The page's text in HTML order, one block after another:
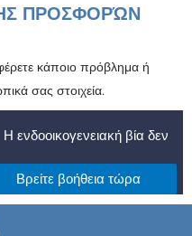
ΠΡΟΣΦΟΡΏΝ
κάποιο πρόβλημα ή
σας στοιχεία.
Η ενδοοικογενειακή βία δεν
Βρείτε βοήθεια τώρα